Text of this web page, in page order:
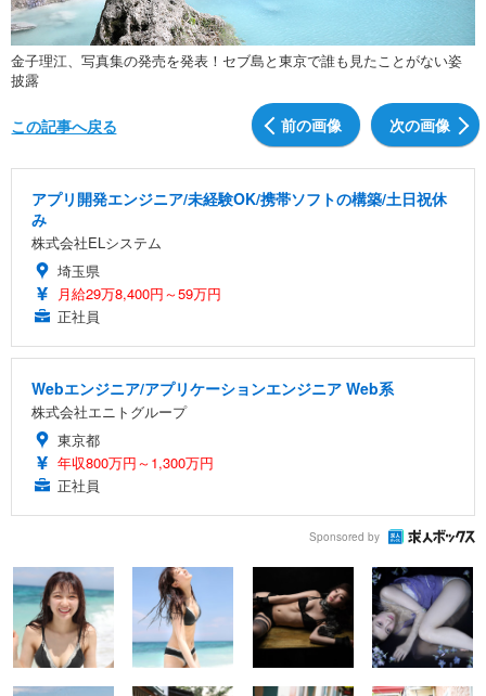
金子理江、写真集の発売を発表！セブ島と東京で誰も見たことがない姿
披露
前の画像 次の画像
この記事へ戻る
アプリ開発エンジニア/未経験OK/携帯ソフトの構築/土日祝休
み
株式会社ELシステム
埼玉県
月給29万8,400円～59万円
正社員
Webエンジニア/アプリケーションエンジニア Web系
株式会社エニトグループ
東京都
年収800万円～1,300万円
正社員
Sponsored by